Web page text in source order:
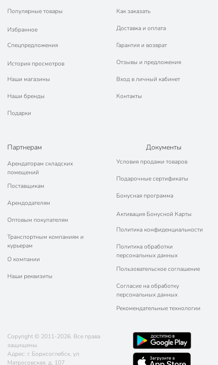
Популярные товары
Избранное
Спецпредложения
История просмотров
Наши магазины
Наши бренды
Подарки
Как заказать
Доставка и оплата
Гарантия и возврат
Отзывы и предложения
Вход в личный кабинет
Контакты
Партнерам
Арендаторам складских
помещений
Поставщикам
Арендодателям
Оптовым покупателям
Транспортным компаниям и
курьерам
О компании
Наши реквизиты
Документы
Условия продажи товаров
Подарочные сертификаты
Бонусная программа
Активация Бонусной Карты
Политика конфиденциальности
Политика обработки
персональных данных
Пользовательское соглашение
Согласие на обработку
персональных данных
Рекомендательные технологии
Copyright © 2011-2026. Все права
защищены.
Адрес: г. Борисоглебск, ул.
Матросовская, д. 107